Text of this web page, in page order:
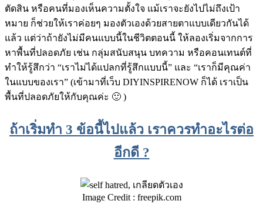
ตัดสิน หรือคนที่มองเห็นความตั้งใจ แม้เราจะยังไปไม่ถึงเป้า
หมาย ก็ช่วยให้เราค่อยๆ มองตัวเองด้วยสายตาแบบเดียวกันได้
แล้ว แต่ว่าถ้ายังไม่มีคนแบบนี้ในชีวิตตอนนี้ ให้ลองเริ่มจากการ
หาพื้นที่ปลอดภัย เช่น กลุ่มสนับสนุน บทความ หรือคอนเทนต์ที่
ทำให้รู้สึกว่า “เราไม่ได้แปลกที่รู้สึกแบบนี้” และ “เราก็มีคุณค่า
ในแบบของเรา” (เข้ามาที่เว็บ DIYINSPIRENOW ก็ได้ เราเป็น
พื้นที่ปลอดภัยให้กับคุณค่ะ 🙂 )
ถ้าเริ่มทำ 3 ข้อนี้ไปแล้ว เราควรทำอะไรต่อ
อีกดี ?
Image Credit : freepik.com